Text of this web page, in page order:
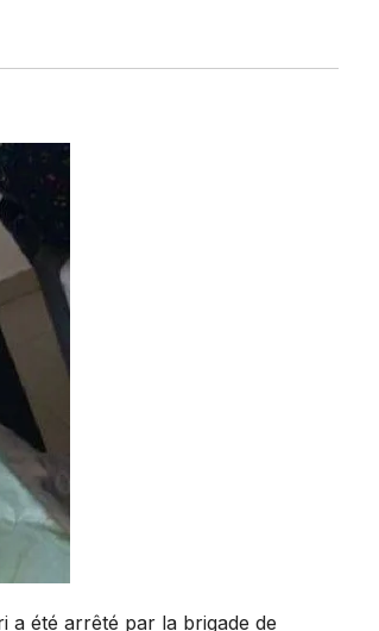
a été arrêté par la brigade de